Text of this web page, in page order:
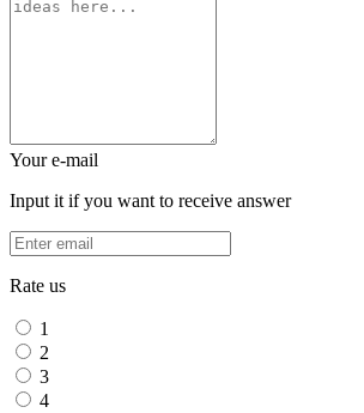
Your e-mail
Input it if you want to receive answer
Rate us
1
2
3
4